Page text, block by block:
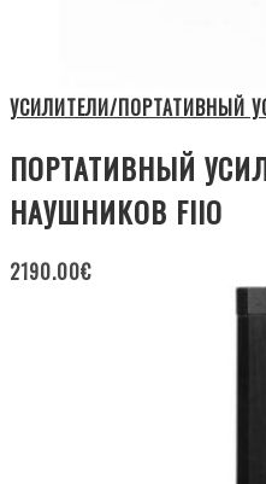
УСИЛИТЕЛИ/ПОРТАТИВНЫЙ
ПОРТАТИВНЫЙ
НАУШНИКОВ FIIO
2190.00€